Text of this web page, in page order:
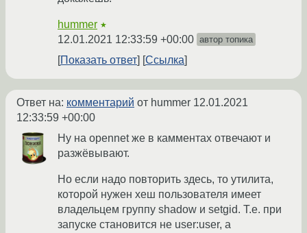
hummer ★
12.01.2021 12:33:59 +00:00 автор топика
Показать ответ Ссылка
Ответ на: комментарий от hummer 12.01.2021
12:33:59 +00:00
Ну на opennet же в камментах отвечают и
разжёвывают.
Но если надо повторить здесь, то утилита,
которой нужен хеш пользователя имеет
владельцем группу shadow и setgid. Т.е. при
запуске становится не user:user, а